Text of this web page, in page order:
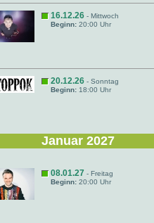
16.12.26 - Mittwoch
Beginn: 20:00 Uhr
20.12.26 - Sonntag
Beginn: 18:00 Uhr
Januar 2027
08.01.27 - Freitag
Beginn: 20:00 Uhr